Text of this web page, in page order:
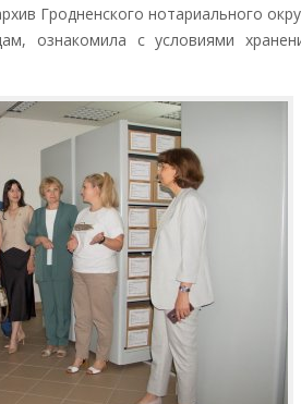
Гродненского нотариального
ознакомила с условиями